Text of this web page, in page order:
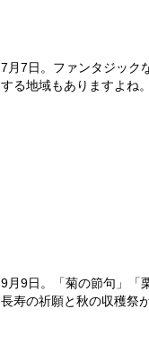
7月7日。ファンタジック
する地域もありますよね
9月9日。「菊の節句」「
長寿の祈願と秋の収穫祭